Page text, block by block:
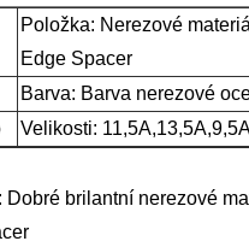
Položka: Nerezové
Edge Spacer
Barva: Barva nerezové
Velikosti:
Dobré brilantní nerezové